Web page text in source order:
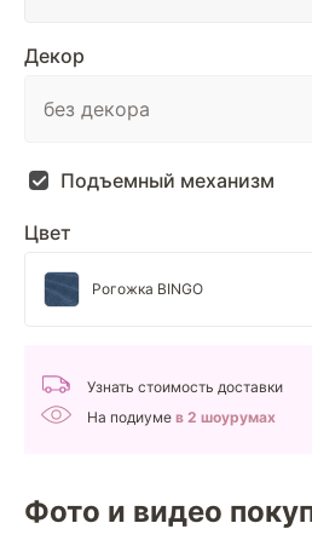
Декор
Подъемный механизм
Цвет
Рогожка BINGO
Узнать стоимость доставки
На подиуме в 2 шоурумах
Фото и видео